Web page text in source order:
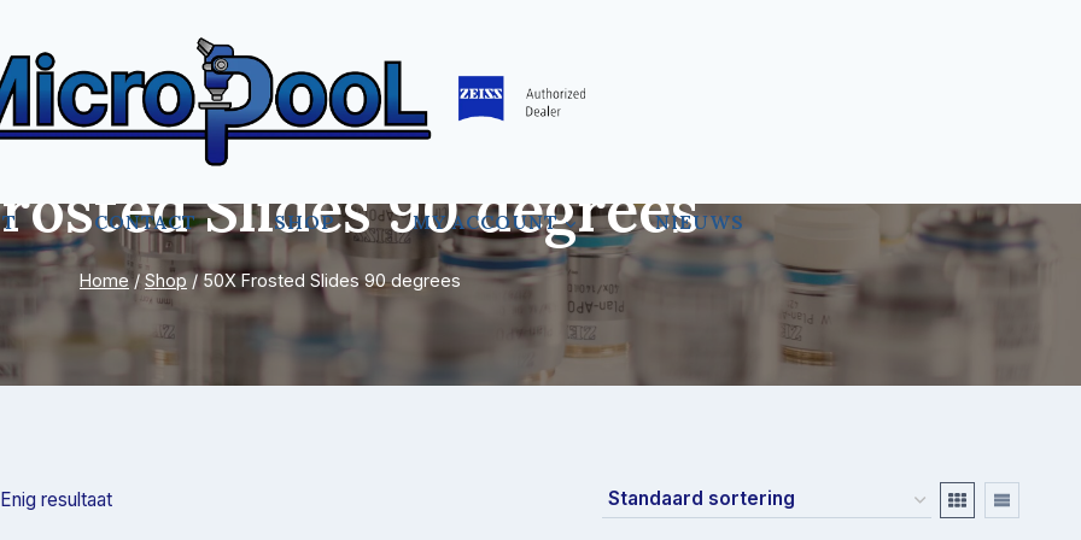
CONTACT SHOP MY ACCOUNT NIEUWS
Slides 90 degrees
Home / Shop / 50X Frosted Slides 90 degrees
Enig resultaat